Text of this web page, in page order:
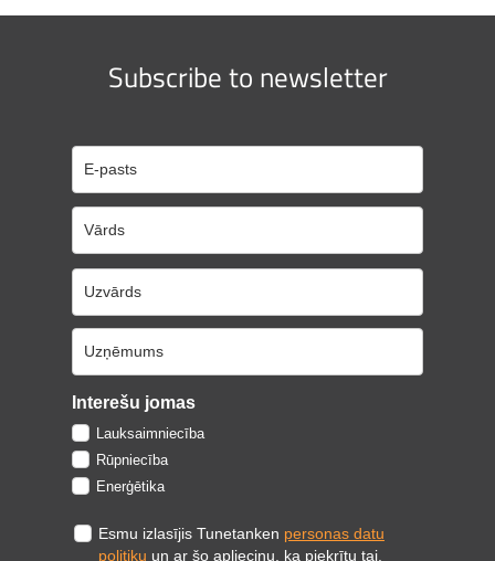
Subscribe to newsletter
Interešu jomas
Lauksaimniecība
Rūpniecība
Enerģētika
Esmu izlasījis Tunetanken personas datu
politiku un ar šo apliecinu, ka piekrītu tai.